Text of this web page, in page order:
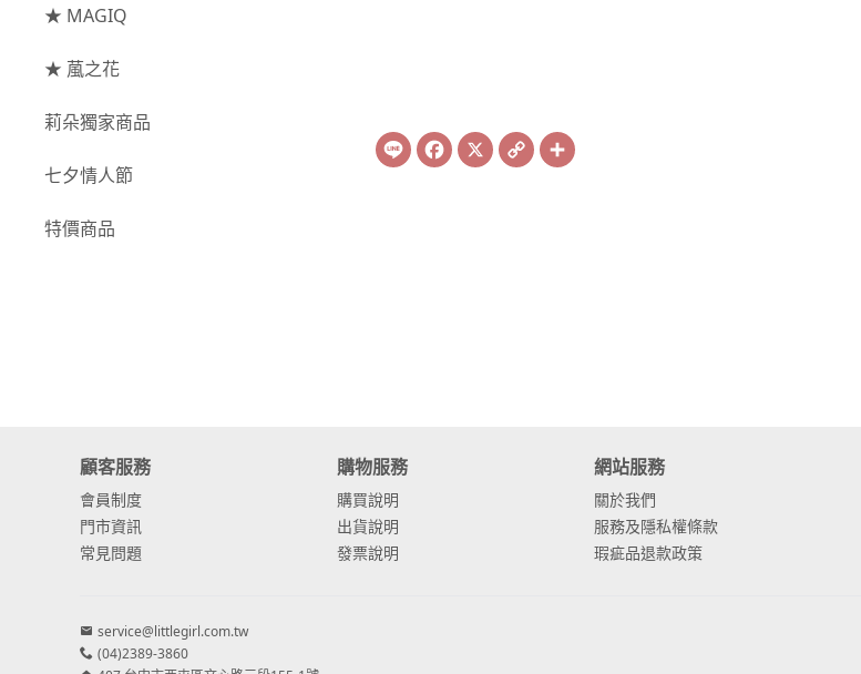
- 其他玫瑰
主花
菊花
-
蘭花⧸大理花
康乃馨
- 重瓣繡球花
- 其他繡球花
- 黑種草⧸東方黑種
★ MAGIQ
★ 葻之花
莉朵獨家商品
七夕情人節
特價商品
Line Facebook
X Copy
Link
顧客服務
會員制度
門市資訊
常見問題
購物服務
購買說明
出貨說明
發票說明
網站服務
關於我們
服務及隱私權條款
瑕疵品退款政策
service@littlegirl.com.tw
(04)2389-3860